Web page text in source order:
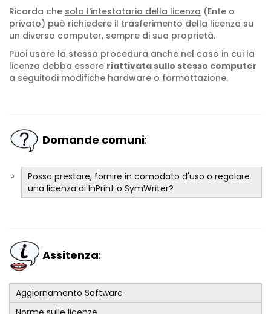
Ricorda che solo l'intestatario della licenza (Ente o
privato) può richiedere il trasferimento della licenza su
un diverso computer, sempre di sua proprietà.
Puoi usare la stessa procedura anche nel caso in cui la
licenza debba essere riattivata sullo stesso computer
a seguitodi modifiche hardware o formattazione.
Domande comuni:
Posso prestare, fornire in comodato d'uso o regalare
una licenza di InPrint o SymWriter?
Assitenza:
Aggiornamento Software